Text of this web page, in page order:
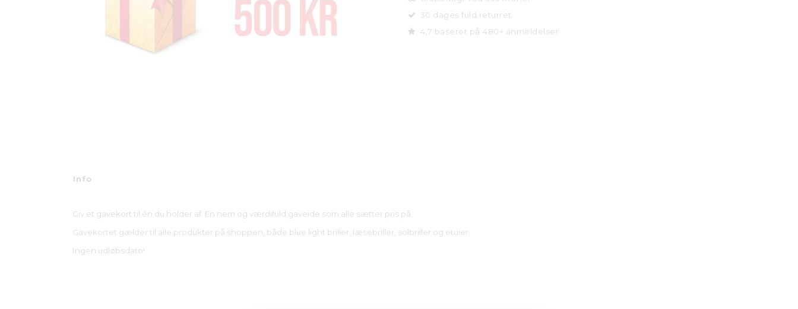
30 dages fuld returret
4,7 baseret på 480+ anmeldelser
Info
Giv et gavekort til én du holder af. En nem og værdifuld gaveide som alle sætter pris på.
Gavekortet gælder til alle produkter på shoppen, både blue light briller, læsebriller, solbriller og etuier.
Ingen udløbsdato!